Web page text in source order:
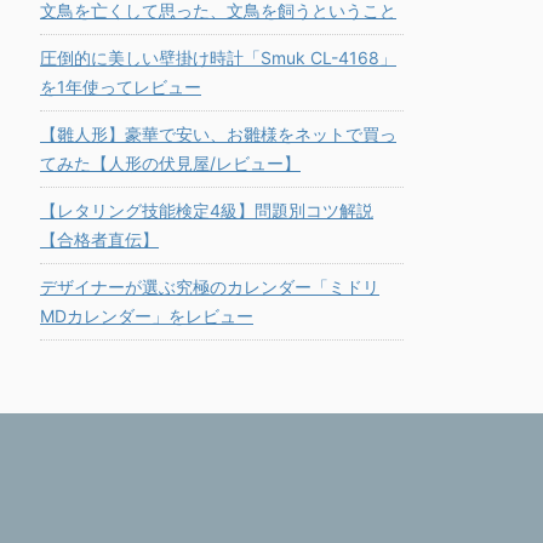
文鳥を亡くして思った、文鳥を飼うということ
圧倒的に美しい壁掛け時計「Smuk CL-4168」
を1年使ってレビュー
【雛人形】豪華で安い、お雛様をネットで買っ
てみた【人形の伏見屋/レビュー】
【レタリング技能検定4級】問題別コツ解説
【合格者直伝】
デザイナーが選ぶ究極のカレンダー「ミドリ
MDカレンダー」をレビュー